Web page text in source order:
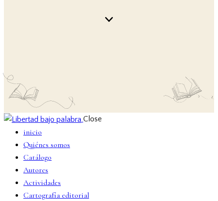
Close
inicio
Quiénes somos
Catálogo
Autores
Actividades
Cartografía editorial